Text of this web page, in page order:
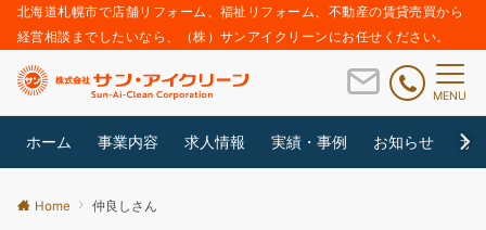
北海道札幌市で店舗リフォーム、福祉リフォーム、不動産の賃貸売買から
経営相談までしたいなら、（株）サンアイクリーンにお任せください。
MENU
ホーム 事業内容 求人情報 実績・事例 お知らせ サ
Home 仲良しさん